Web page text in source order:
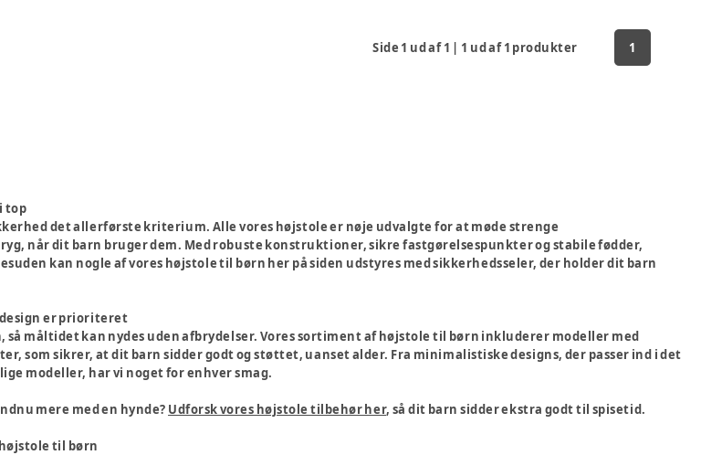
Side 1 ud af1 | 1 ud af 1 produkter 1
top
det allerførste kriterium. Alle vores højstole er nøje udvalgte for at møde strenge
når dit barn bruger dem. Med robuste konstruktioner, sikre fastgørelsespunkter og stabile fødder,
kan nogle af vores højstole til børn her på siden udstyres med sikkerhedsseler, der holder dit barn
er prioriteret
så måltidet kan nydes uden afbrydelser. Vores sortiment af højstole til børn inkluderer modeller med
som sikrer, at dit barn sidder godt og støttet, uanset alder. Fra minimalistiske designs, der passer ind i det
modeller, har vi noget for enhver smag.
mere med en hynde? Udforsk vores højstole tilbehør her, så dit barn sidder ekstra godt til spisetid.
til børn